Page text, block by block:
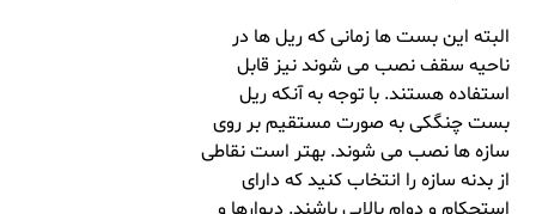
البته این بست ها زمانی که ریل ها در
ناحیه سقف نصب می شوند نیز قابل
استفاده هستند. با توجه به آنکه ریل
بست چنگکی به صورت مستقیم بر روی
سازه ها نصب می شوند. بهتر است نقاطی
از بدنه سازه را انتخاب کنید که دارای